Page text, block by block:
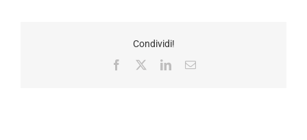
Condividi!
Facebook
LinkedInEmail